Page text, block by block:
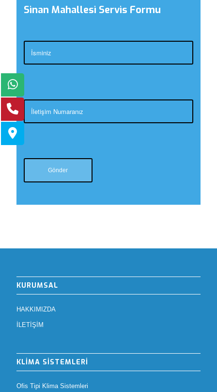
Sinan Mahallesi Servis Formu
KURUMSAL
HAKKIMIZDA
İLETİŞİM
KLİMA SİSTEMLERİ
Ofis Tipi Klima Sistemleri